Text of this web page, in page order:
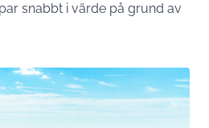
snabbt i värde på grund av